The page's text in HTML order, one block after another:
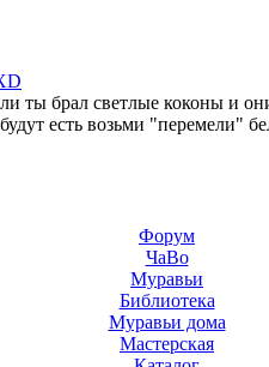
ты брал светлые коконы и
есть возьми "перемели"
Форум
ЧаВо
Муравьи
Библиотека
Муравьи дома
Мастерская